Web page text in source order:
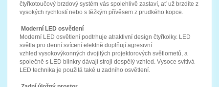
čtyřkotoučový brzdový systém vás spolehlivě zastaví, ať už brzdíte z
vysokých rychlostí nebo s těžkým přívěsem z prudkého kopce.
Moderní LED osvětlení
Moderní LED osvětlení podtrhuje atraktivní design čtyřkolky. LED
světla pro denní svícení efektně doplňují agresivní
vzhled vysokovýkonných dvojitých projektorových světlometů, a
společně s LED blinkry dávají stroji dospělý vzhled. Vysoce svítivá
LED technika je použitá také u zadního osvětlení.